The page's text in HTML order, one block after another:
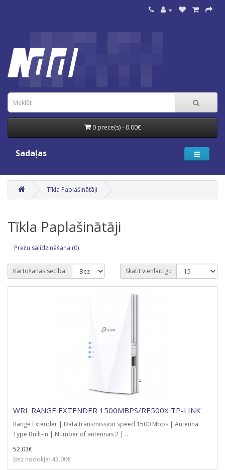
0 prece(s) - 0.00€
Sadaļas
Tīkla Paplašinātāji
Tīkla Paplašinātāji
Preču salīdzināšana (0)
Kārtošanas secība: Skatīt vienlaicīgi:
WRL RANGE EXTENDER 1500MBPS/RE500X TP-LINK
Range Extender | Data transmission speed 1500 Mbps | Antenna
Type Built-in | Number of antennas 2 | ..
52.03€
Bez nodokļa: 43.00€